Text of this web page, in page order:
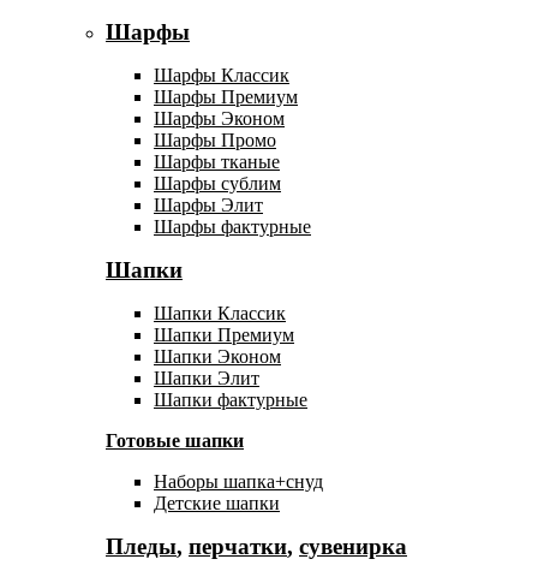
Шарфы
Шарфы Классик
Шарфы Премиум
Шарфы Эконом
Шарфы Промо
Шарфы тканые
Шарфы сублим
Шарфы Элит
Шарфы фактурные
Шапки
Шапки Классик
Шапки Премиум
Шапки Эконом
Шапки Элит
Шапки фактурные
Готовые шапки
Наборы шапка+снуд
Детские шапки
Пледы, перчатки, сувенирка